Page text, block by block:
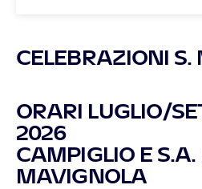
CELEBRAZIONI S.
ORARI LUGLIO/
2026
CAMPIGLIO E S.A.
MAVIGNOLA